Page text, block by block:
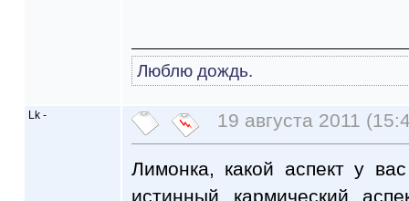
Люблю дождь.
Lk - 19 августа 2011
Лимонка, какой аспект у
истинный кармический